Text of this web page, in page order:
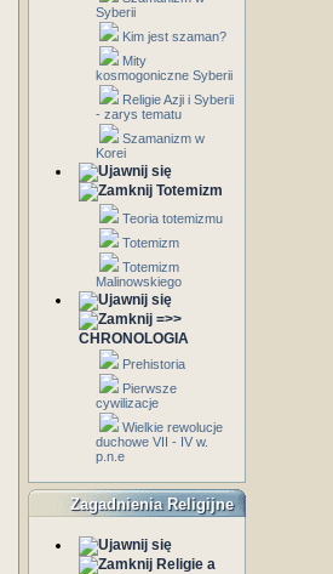
Syberii
Kim jest szaman?
Mity
kosmogoniczne Syberii
Religie Azji i Syberii
- zarys tematu
Szamanizm w
Korei
Totemizm
Teoria totemizmu
Totemizm
Totemizm
Malinowskiego
=>>
CHRONOLOGIA
Prehistoria
Pierwsze
cywilizacje
Wielkie rewolucje
duchowe VII - IV w.
p.n.e
Zagadnienia Religijne
Religie a